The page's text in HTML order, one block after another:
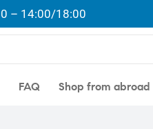
– 14:00/18:00
FAQ Shop from abroad